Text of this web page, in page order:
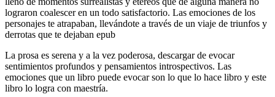
lograron coalescer en un todo satisfactorio. Las emociones de los
personajes te atrapaban, llevándote a través de un viaje de triunfos y
derrotas que te dejaban epub
La prosa es serena y a la vez poderosa, descargar de evocar
sentimientos profundos y pensamientos introspectivos. Las
emociones que un libro puede evocar son lo que lo hace libro y este
libro lo logra con maestría.